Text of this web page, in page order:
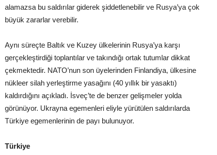
alamazsa bu saldırılar giderek şiddetlenebilir ve Rusya’ya çok
büyük zararlar verebilir.
Aynı süreçte Baltık ve Kuzey ülkelerinin Rusya’ya karşı
gerçekleştirdiği toplantılar ve takındığı ortak tutumlar dikkat
çekmektedir. NATO’nun son üyelerinden Finlandiya, ülkesine
nükleer silah yerleştirme yasağını (40 yıllık bir yasaktı)
kaldırdığını açıkladı. İsveç’te de benzer gelişmeler yolda
görünüyor. Ukrayna egemenleri eliyle yürütülen saldırılarda
Türkiye egemenlerinin de payı bulunuyor.
Türkiye